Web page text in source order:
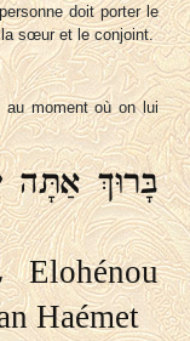
doit porter le
sœur et le conjoint.
au moment où on lui
בָּרוּךְ ‬אַתָּה
Haémet